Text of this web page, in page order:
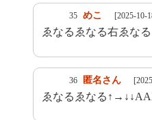
35 めこ [2025-10-
ゑなるゑなる右ゑなる
36 匿名さん
ゑなるゑなる